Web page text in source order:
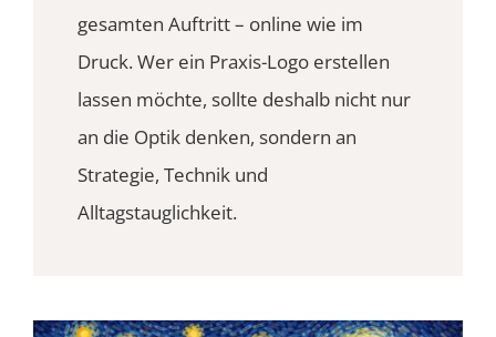
gesamten Auftritt – online wie im
Druck. Wer ein Praxis-Logo erstellen
lassen möchte, sollte deshalb nicht nur
an die Optik denken, sondern an
Strategie, Technik und
Alltagstauglichkeit.